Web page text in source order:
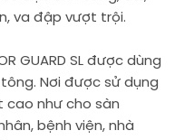
va đập vượt trội.
GUARD SL được dùng
Nơi được sử dụng
cao như cho sàn
bệnh viện, nhà